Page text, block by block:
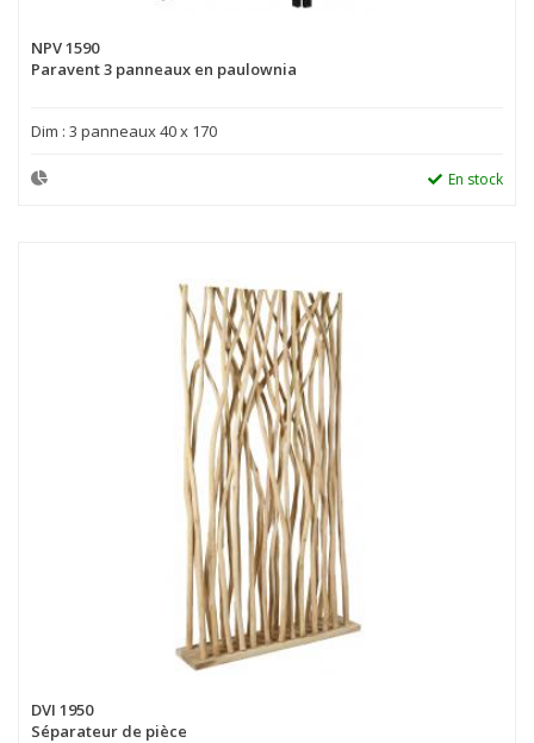
NPV 1590
Paravent 3 panneaux en paulownia
Dim : 3 panneaux 40 x 170
En stock
DVI 1950
Séparateur de pièce